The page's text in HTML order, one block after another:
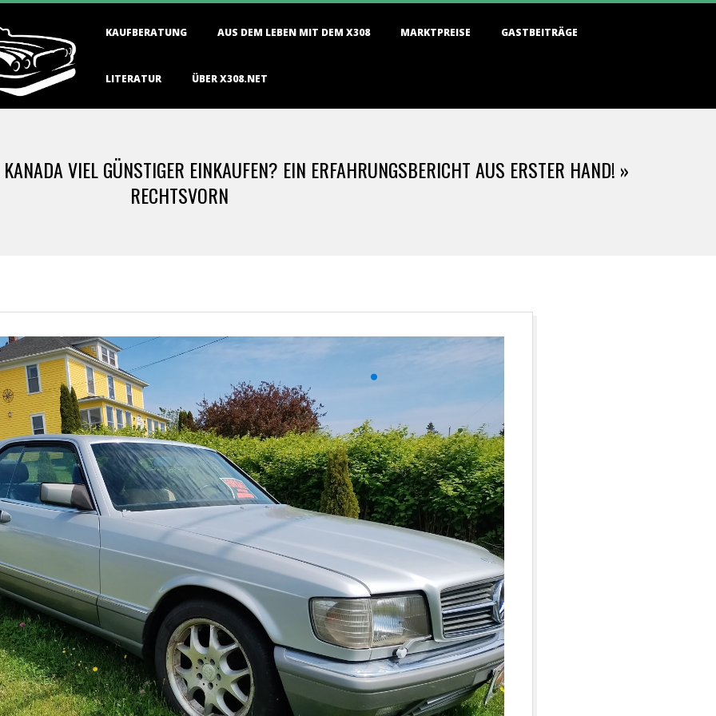
KAUFBERATUNG AUS DEM LEBEN MIT DEM X308 MARKTPREISE GASTBEITRÄGE
LITERATUR ÜBER X308.NET
VIEL GÜNSTIGER EINKAUFEN? EIN ERFAHRUNGSBERICHT AUS ERSTER HAND! »
RECHTSVORN